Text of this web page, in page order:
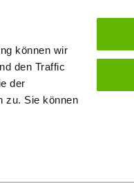
können wir
den Traffic
der
zu. Sie können
Stall Spielwaren